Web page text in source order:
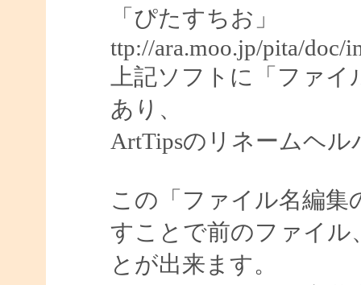
「ぴたすちお」
ttp://ara.moo.jp/pita/doc/
上記ソフトに「ファ
あり、
ArtTipsのリネームヘ
この「ファイル名編集
すことで前のファイル
とが出来ます。